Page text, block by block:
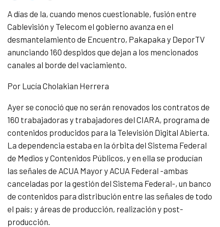
A días de la, cuando menos cuestionable, fusión entre
Cablevisión y Telecom el gobierno avanza en el
desmantelamiento de Encuentro, Pakapaka y DeporTV
anunciando 160 despidos que dejan a los mencionados
canales al borde del vaciamiento.
Por Lucía Cholakian Herrera
Ayer se conoció que no serán renovados los contratos de
160 trabajadoras y trabajadores del CIARA, programa de
contenidos producidos para la Televisión Digital Abierta.
La dependencia estaba en la órbita del Sistema Federal
de Medios y Contenidos Públicos, y en ella se producían
las señales de ACUA Mayor y ACUA Federal -ambas
canceladas por la gestión del Sistema Federal-, un banco
de contenidos para distribución entre las señales de todo
el país; y áreas de producción, realización y post-
producción.